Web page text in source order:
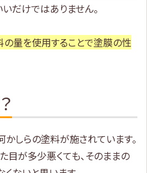
だけではありません。
量を使用することで塗膜の性
しらの塗料が施されています。
目が多少悪くても、そのままの